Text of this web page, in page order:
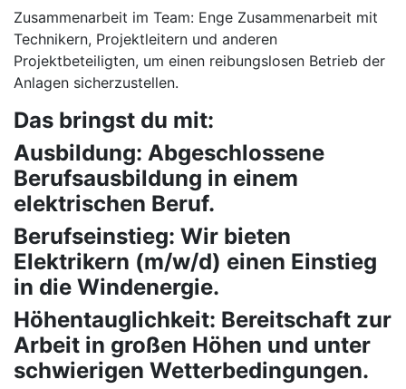
Zusammenarbeit im Team: Enge Zusammenarbeit mit
Technikern, Projektleitern und anderen
Projektbeteiligten, um einen reibungslosen Betrieb der
Anlagen sicherzustellen.
Das bringst du mit:
Ausbildung: Abgeschlossene
Berufsausbildung in einem
elektrischen Beruf.
Berufseinstieg: Wir bieten
Elektrikern (m/w/d) einen Einstieg
in die Windenergie.
Höhentauglichkeit: Bereitschaft zur
Arbeit in großen Höhen und unter
schwierigen Wetterbedingungen.